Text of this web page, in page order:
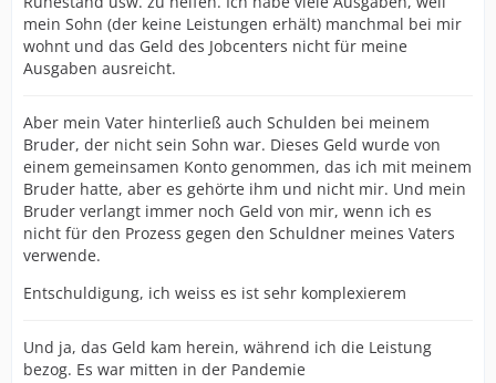
mein Sohn (der keine Leistungen erhält) manchmal bei mir
wohnt und das Geld des Jobcenters nicht für meine
Ausgaben ausreicht.
Aber mein Vater hinterließ auch Schulden bei meinem
Bruder, der nicht sein Sohn war. Dieses Geld wurde von
einem gemeinsamen Konto genommen, das ich mit meinem
Bruder hatte, aber es gehörte ihm und nicht mir. Und mein
Bruder verlangt immer noch Geld von mir, wenn ich es
nicht für den Prozess gegen den Schuldner meines Vaters
verwende.
Entschuldigung, ich weiss es ist sehr komplexierem
Und ja, das Geld kam herein, während ich die Leistung
bezog. Es war mitten in der Pandemie